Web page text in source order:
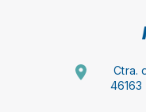
Ctra.
46163